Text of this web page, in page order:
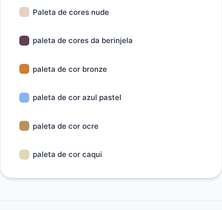
Paleta de cores nude
paleta de cores da berinjela
paleta de cor bronze
paleta de cor azul pastel
paleta de cor ocre
paleta de cor caqui